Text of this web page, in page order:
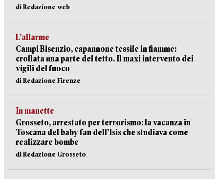
di Redazione web
L’allarme
Campi Bisenzio, capannone tessile in fiamme:
crollata una parte del tetto. Il maxi intervento dei
vigili del fuoco
di Redazione Firenze
In manette
Grosseto, arrestato per terrorismo: la vacanza in
Toscana del baby fan dell’Isis che studiava come
realizzare bombe
di Redazione Grosseto